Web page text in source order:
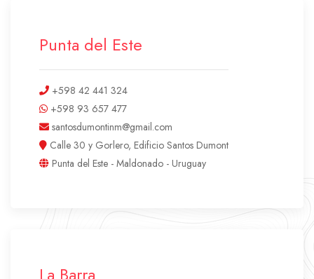
Punta del Este
+598 42 441 324
+598 93 657 477
santosdumontinm@gmail.com
Calle 30 y Gorlero, Edificio Santos Dumont
Punta del Este - Maldonado - Uruguay